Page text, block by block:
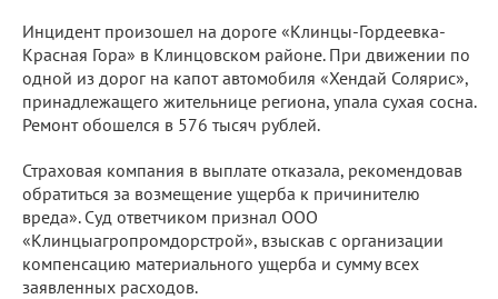
Инцидент произошел на дороге «Клинцы-Гордеевка-
Красная Гора» в Клинцовском районе. При движении по
одной из дорог на капот автомобиля «Хендай Солярис»,
принадлежащего жительнице региона, упала сухая сосна.
Ремонт обошелся в 576 тысяч рублей.
Страховая компания в выплате отказала, рекомендовав
обратиться за возмещение ущерба к причинителю
вреда». Суд ответчиком признал ООО
«Клинцыагропромдорстрой», взыскав с организации
компенсацию материального ущерба и сумму всех
заявленных расходов.